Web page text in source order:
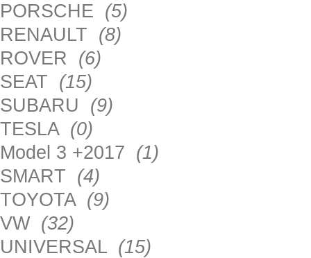
PORSCHE (5)
RENAULT (8)
ROVER (6)
SEAT (15)
SUBARU (9)
TESLA (0)
Model 3 +2017 (1)
SMART (4)
TOYOTA (9)
VW (32)
UNIVERSAL (15)